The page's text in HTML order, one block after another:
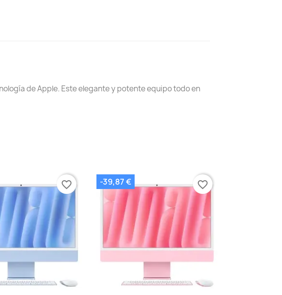
de Apple. Este elegante y potente equipo todo en
favorite_border -39,87 € favorite_border